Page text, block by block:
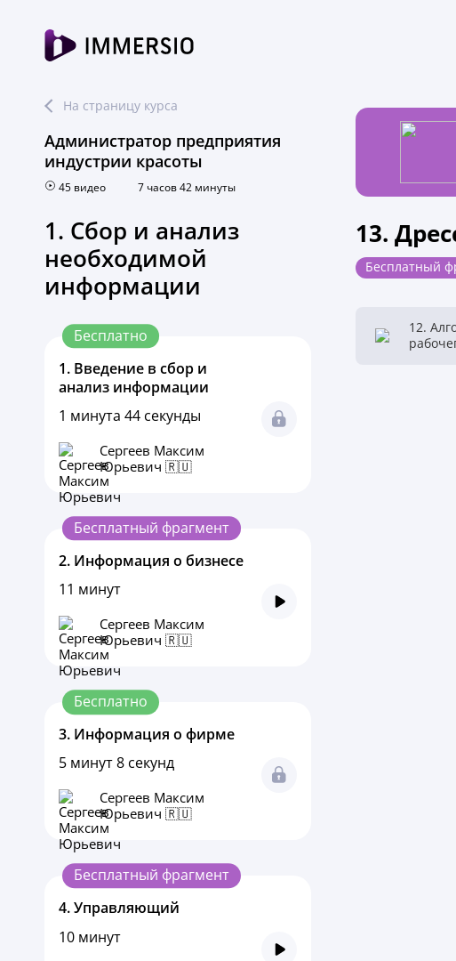
На страницу курса
Администратор предприятия
индустрии красоты
45 видео 7 часов 42 минуты
1. Сбор и анализ
необходимой
информации
Бесплатно
1. Введение в сбор и
анализ информации
1 минута 44 секунды
Сергеев Максим
Юрьевич 🇷🇺
Бесплатный фрагмент
2. Информация о бизнесе
11 минут
Сергеев Максим
Юрьевич 🇷🇺
Бесплатно
3. Информация о фирме
5 минут 8 секунд
Сергеев Максим
Юрьевич 🇷🇺
Бесплатный фрагмент
4.Управляющий
10 минут
13.
Бесплатный
12.